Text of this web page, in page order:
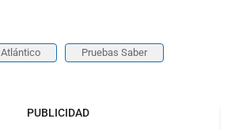
Atlántico Pruebas Saber
PUBLICIDAD